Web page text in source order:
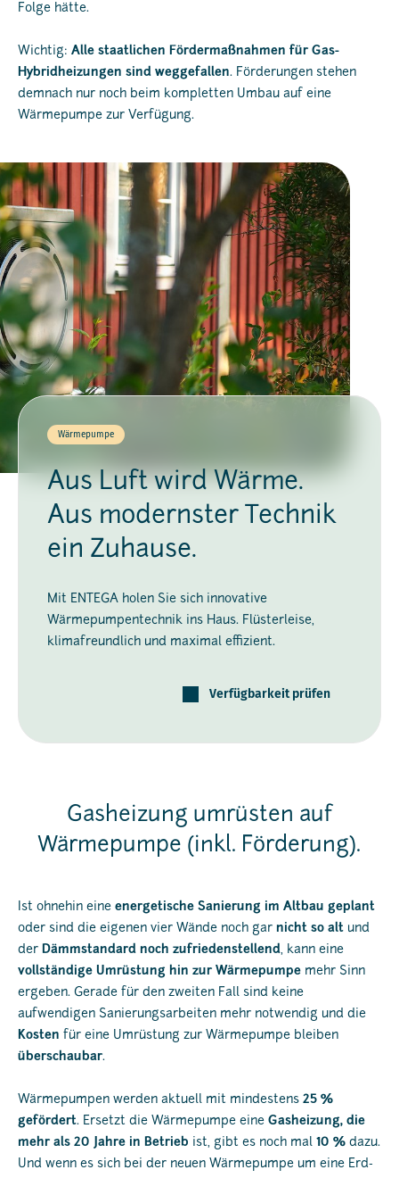
Folge hätte.
Wichtig: Alle staatlichen Fördermaßnahmen für Gas-
Hybridheizungen sind weggefallen. Förderungen stehen
demnach nur noch beim kompletten Umbau auf eine
Wärmepumpe zur Verfügung.
Wärmepumpe
Aus Luft wird Wärme.
Aus modernster Technik
ein Zuhause.
Mit ENTEGA holen Sie sich innovative
Wärmepumpentechnik ins Haus. Flüsterleise,
klimafreundlich und maximal effizient.
Verfügbarkeit prüfen
Gasheizung umrüsten auf
Wärmepumpe (inkl. Förderung).
Ist ohnehin eine energetische Sanierung im Altbau geplant
oder sind die eigenen vier Wände noch gar nicht so alt und
der Dämmstandard noch zufriedenstellend, kann eine
vollständige Umrüstung hin zur Wärmepumpe mehr Sinn
ergeben. Gerade für den zweiten Fall sind keine
aufwendigen Sanierungsarbeiten mehr notwendig und die
Kosten für eine Umrüstung zur Wärmepumpe bleiben
überschaubar.
Wärmepumpen werden aktuell mit mindestens 25 %
gefördert. Ersetzt die Wärmepumpe eine Gasheizung, die
mehr als 20 Jahre in Betrieb ist, gibt es noch mal 10 % dazu.
Und wenn es sich bei der neuen Wärmepumpe um eine Erd-